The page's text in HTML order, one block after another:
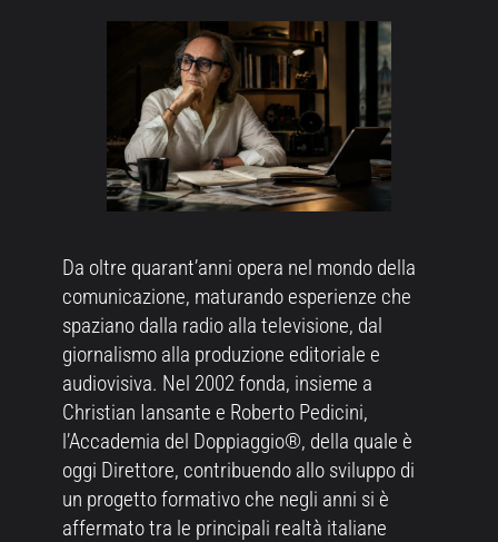
Da oltre quarant’anni opera nel mondo della
comunicazione, maturando esperienze che
spaziano dalla radio alla televisione, dal
giornalismo alla produzione editoriale e
audiovisiva. Nel 2002 fonda, insieme a
Christian Iansante e Roberto Pedicini,
l’Accademia del Doppiaggio®, della quale è
oggi Direttore, contribuendo allo sviluppo di
un progetto formativo che negli anni si è
affermato tra le principali realtà italiane